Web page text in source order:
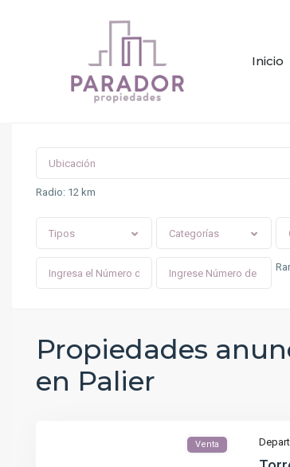
Inicio
Radio: 12 km
Tipos Categorías
Propiedades
en Palier
Venta